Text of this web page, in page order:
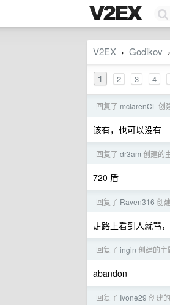
V2EX › Godikov ›
1 2 3 4
回复了 mclarenCL 创
该有，也可以没有
回复了 dr3am 创建的
720 盾
回复了 Raven316 创
走路上看到人就骂
回复了 ingin 创建的主
abandon
回复了 Ivone29 创建